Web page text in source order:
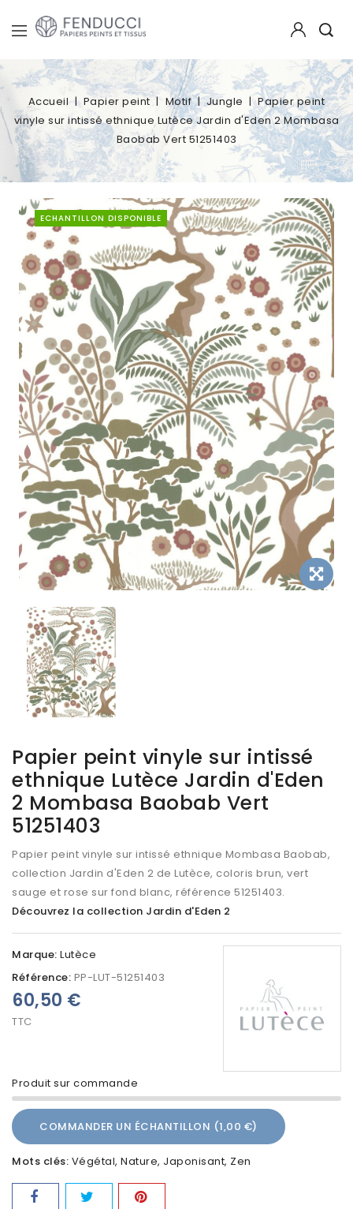
Accueil Papier peint Motif Jungle
Papier peint
vinyle sur intissé ethnique Lutèce Jardin d'Eden 2 Mombasa
Baobab Vert 51251403
ECHANTILLON DISPONIBLE
Papier peint vinyle sur intissé
ethnique Lutèce Jardin d'Eden
2 Mombasa Baobab Vert
51251403
Papier peint vinyle sur intissé ethnique Mombasa Baobab,
collection Jardin d'Eden 2 de Lutèce, coloris brun, vert
sauge et rose sur fond blanc, référence 51251403.
Découvrez la collection Jardin d'Eden 2
Marque: Lutèce
Référence: PP-LUT-51251403
Produit sur commande
60,50 €
TTC
COMMANDER UN ÉCHANTILLON (1,00 €)
Mots clés: Végétal Nature Japonisant Zen